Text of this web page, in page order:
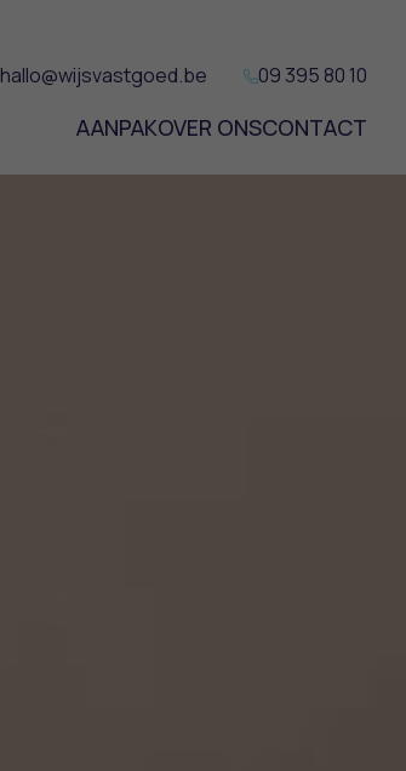
AANPAKOVER ONSCONTACT
hallo@wijsvastgoed.be 09 395 80 10